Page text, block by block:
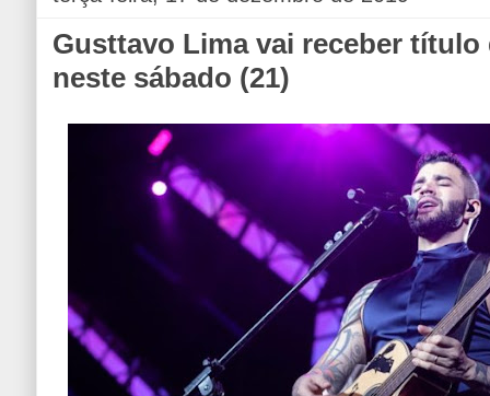
Gusttavo Lima vai receber
neste sábado (21)